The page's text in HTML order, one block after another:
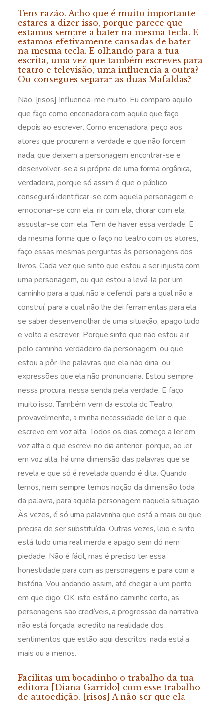
Tens razão. Acho que é muito importante
estares a dizer isso, porque parece que
estamos sempre a bater na mesma tecla. E
estamos efetivamente cansadas de bater
na mesma tecla. E olhando para a tua
escrita, uma vez que também escreves para
teatro e televisão, uma influencia a outra?
Ou consegues separar as duas Mafaldas?
Não. [risos] Influencia-me muito. Eu comparo aquilo
que faço como encenadora com aquilo que faço
depois ao escrever. Como encenadora, peço aos
atores que procurem a verdade e que não forcem
nada, que deixem a personagem encontrar-se e
desenvolver-se a si própria de uma forma orgânica,
verdadeira, porque só assim é que o público
conseguirá identificar-se com aquela personagem e
emocionar-se com ela, rir com ela, chorar com ela,
assustar-se com ela. Tem de haver essa verdade. E
da mesma forma que o faço no teatro com os atores,
faço essas mesmas perguntas às personagens dos
livros. Cada vez que sinto que estou a ser injusta com
uma personagem, ou que estou a levá-la por um
caminho para a qual não a defendi, para a qual não a
construí, para a qual não lhe dei ferramentas para ela
se saber desenvencilhar de uma situação, apago tudo
e volto a escrever. Porque sinto que não estou a ir
pelo caminho verdadeiro da personagem, ou que
estou a pôr-lhe palavras que ela não diria, ou
expressões que ela não pronunciaria. Estou sempre
nessa procura, nessa senda pela verdade. E faço
muito isso. Também vem da escola do Teatro,
provavelmente, a minha necessidade de ler o que
escrevo em voz alta. Todos os dias começo a ler em
voz alta o que escrevi no dia anterior, porque, ao ler
em voz alta, há uma dimensão das palavras que se
revela e que só é revelada quando é dita. Quando
lemos, nem sempre temos noção da dimensão toda
da palavra, para aquela personagem naquela situação.
Às vezes, é só uma palavrinha que está a mais ou que
precisa de ser substituída. Outras vezes, leio e sinto
está tudo uma real merda e apago sem dó nem
piedade. Não é fácil, mas é preciso ter essa
honestidade para com as personagens e para com a
história. Vou andando assim, até chegar a um ponto
em que digo: OK, isto está no caminho certo, as
personagens são credíveis, a progressão da narrativa
não está forçada, acredito na realidade dos
sentimentos que estão aqui descritos, nada está a
mais ou a menos.
Facilitas um bocadinho o trabalho da tua
editora [Diana Garrido] com esse trabalho
de autoedição. [risos] A não ser que ela